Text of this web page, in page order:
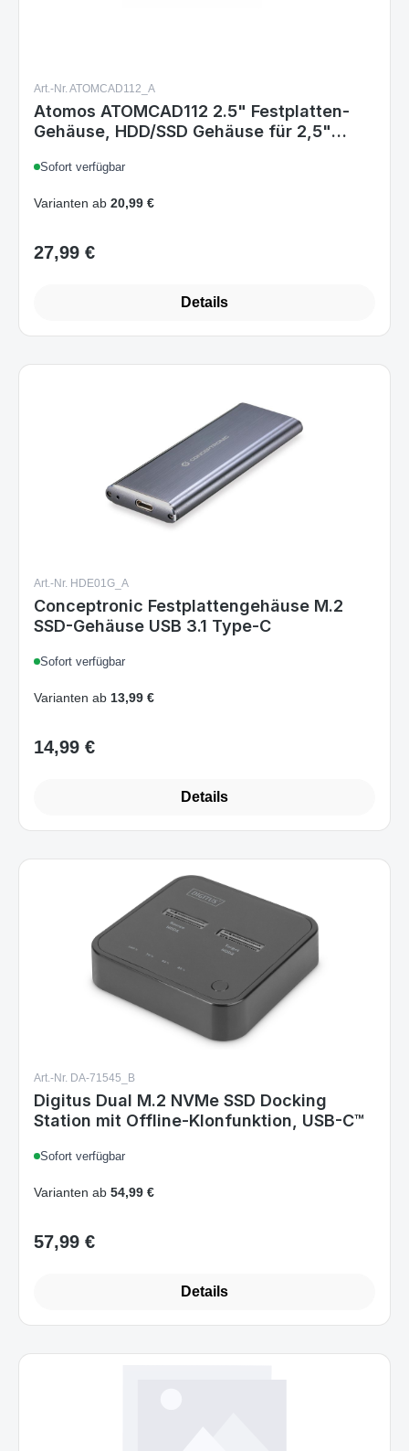
Art.-Nr. ATOMCAD112_A
Atomos ATOMCAD112 2.5" Festplatten-
Gehäuse, HDD/SSD Gehäuse für 2,5"
Sofort verfügbar
Varianten ab 20,99 €
Regulärer Preis:
27,99 €
Details
Art.-Nr. HDE01G_A
Conceptronic Festplattengehäuse M.2
SSD-Gehäuse USB 3.1 Type-C
Sofort verfügbar
Varianten ab 13,99 €
Regulärer Preis:
14,99 €
Details
Art.-Nr. DA-71545_B
Digitus Dual M.2 NVMe SSD Docking
Station mit Offline-Klonfunktion, USB-C™
Sofort verfügbar
Varianten ab 54,99 €
Regulärer Preis:
57,99 €
Details